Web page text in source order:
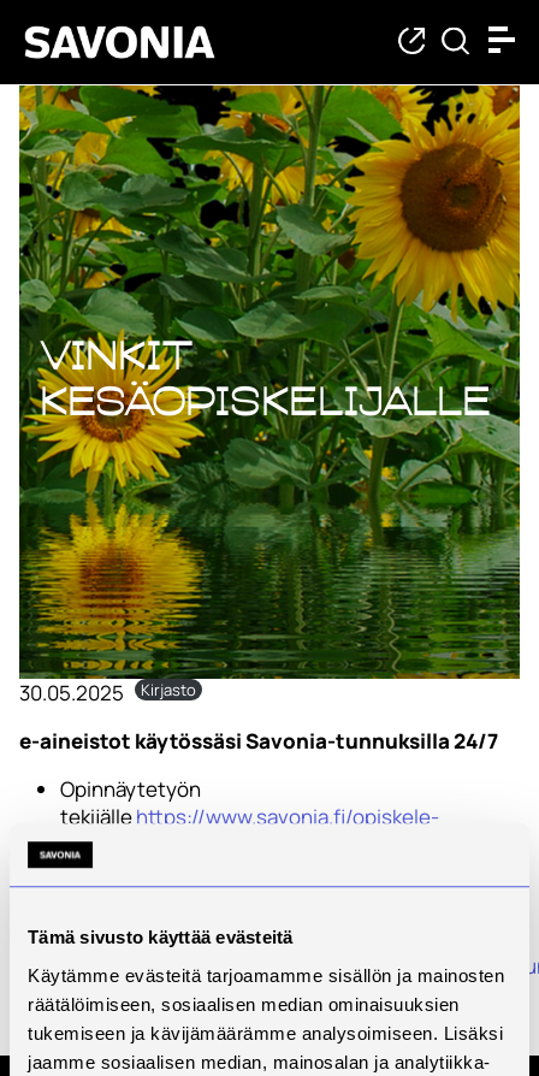
Tämä sivusto käyttää evästeitä
Käytämme evästeitä tarjoamamme sisällön ja mainosten
räätälöimiseen, sosiaalisen median ominaisuuksien
tukemiseen ja kävijämäärämme analysoimiseen. Lisäksi
jaamme sosiaalisen median, mainosalan ja analytiikka-
Vinkit
kesäopiskelijalle
30.05.2025 Kirjasto
e-aineistot käytössäsi Savonia-tunnuksilla 24/7
Opinnäytetyön
tekijällehttps://www.savonia.fi/opiskele-
tutkinto/tietoa-opiskelusta/kirjasto-ja-
tietopalvelut/#anchor-opinnaytetyon-tekijalle
oppaathttps://libguides.savonia.fi/
Ohjevideoita https://libguides.savonia.fi/
Muista myös levätä ja ladata akkuja tulevaa varten.
Kauniita kesäpäiviä ja lämpimiä öitä!